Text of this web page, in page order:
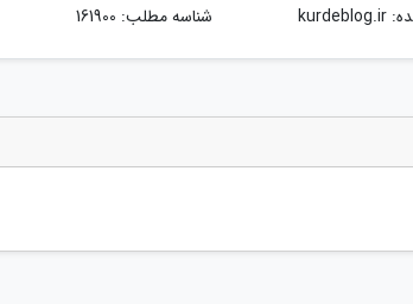
kurdeblog.ir شناسه مطلب: 161900